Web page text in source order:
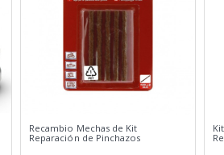
Recambio Mechas de Kit
Reparación de Pinchazos